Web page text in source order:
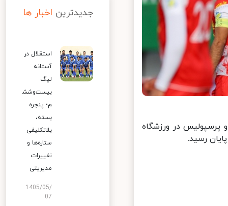
از ساعت ۱۵ میان سپاهان و پرسپولیس در ورزشگاه
رسید.
جدیدترین اخبار ها
استقلال در
آستانه
لیگ
بیست‌وشش
م؛ پنجره
بسته،
بلاتکلیفی
ستاره‌ها و
تغییرات
مدیریتی
1405/05/
07